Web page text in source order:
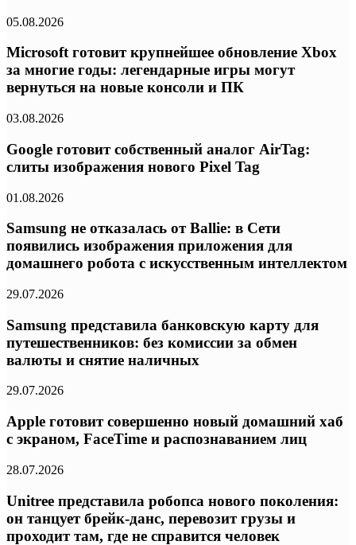
05.08.2026
Microsoft готовит крупнейшее обновление Xbox
за многие годы: легендарные игры могут
вернуться на новые консоли и ПК
03.08.2026
Google готовит собственный аналог AirTag:
слиты изображения нового Pixel Tag
01.08.2026
Samsung не отказалась от Ballie: в Сети
появились изображения приложения для
домашнего робота с искусственным интеллектом
29.07.2026
Samsung представила банковскую карту для
путешественников: без комиссии за обмен
валюты и снятие наличных
29.07.2026
Apple готовит совершенно новый домашний хаб
с экраном, FaceTime и распознаванием лиц
28.07.2026
Unitree представила робопса нового поколения:
он танцует брейк-данс, перевозит грузы и
проходит там, где не справится человек